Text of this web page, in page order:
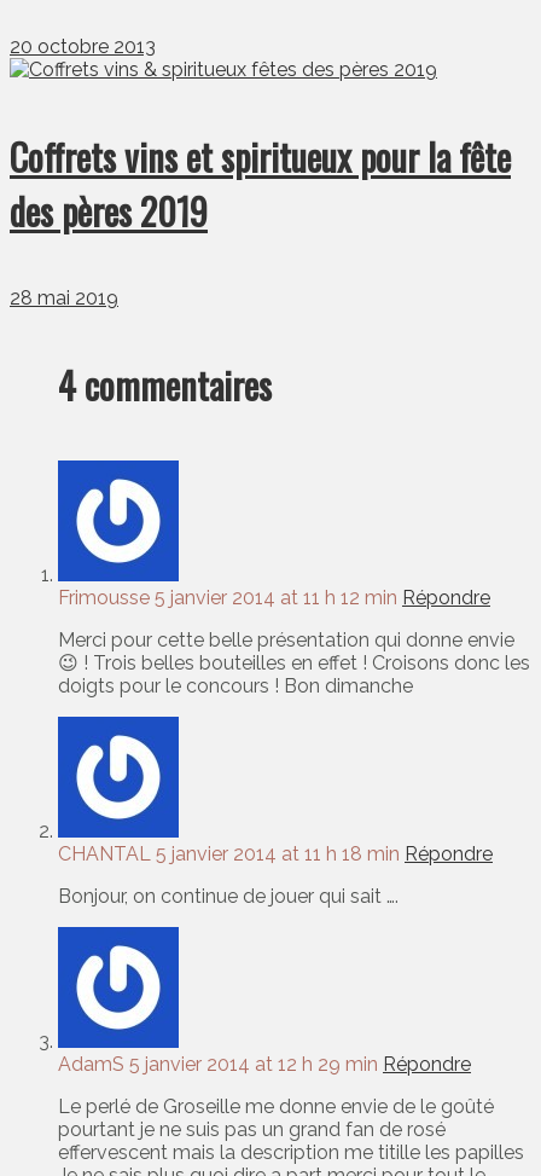
20 octobre 2013
Coffrets vins et spiritueux pour la fête
des pères 2019
28 mai 2019
4 commentaires
Frimousse 5 janvier 2014 at 11 h 12 min Répondre
Merci pour cette belle présentation qui donne envie
😉 ! Trois belles bouteilles en effet ! Croisons donc les
doigts pour le concours ! Bon dimanche
CHANTAL 5 janvier 2014 at 11 h 18 min Répondre
Bonjour, on continue de jouer qui sait ….
AdamS 5 janvier 2014 at 12 h 29 min Répondre
Le perlé de Groseille me donne envie de le goûté
pourtant je ne suis pas un grand fan de rosé
effervescent mais la description me titille les papilles